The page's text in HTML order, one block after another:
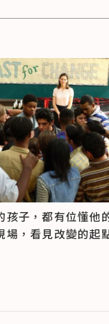
孩子，都有位懂他
場，看見改變的起